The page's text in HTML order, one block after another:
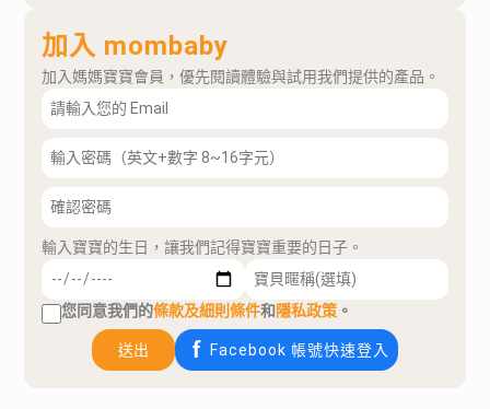
加入 mombaby
加入媽媽寶寶會員，優先閱讀體驗與試用我們提供的產品。
輸入寶寶的生日，讓我們記得寶寶重要的日子。
您同意我們的條款及細則條件和隱私政策 。
送出 Facebook 帳號快速登入